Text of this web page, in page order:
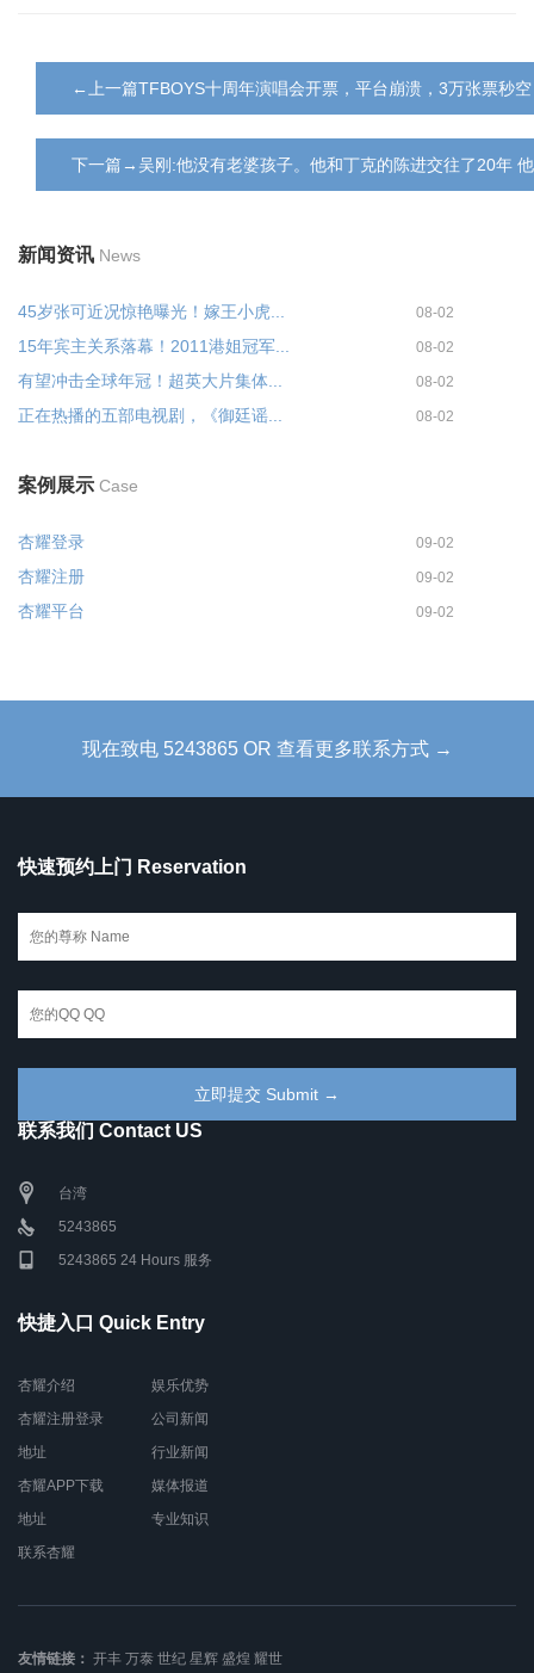
←上一篇TFBOYS十周年演唱会开票，平台崩溃，3万张票秒
下一篇→吴刚:他没有老婆孩子。他和丁克的陈进交往了20年
新闻资讯 News
45岁张可近况惊艳曝光！嫁王小虎... 08-02
15年宾主关系落幕！2011港姐冠军... 08-02
有望冲击全球年冠！超英大片集体... 08-02
正在热播的五部电视剧，《御廷谣... 08-02
案例展示 Case
杏耀登录 09-02
杏耀注册 09-02
杏耀平台 09-02
现在致电 5243865 OR 查看更多联系方式 →
快速预约上门 Reservation
联系我们 Contact US
台湾
5243865
5243865 24 Hours 服务
快捷入口 Quick Entry
杏耀介绍
杏耀注册登录
地址
杏耀APP下载
地址
联系杏耀
娱乐优势
公司新闻
行业新闻
媒体报道
专业知识
友情链接： 开丰 万泰 世纪 星辉 盛煌 耀世